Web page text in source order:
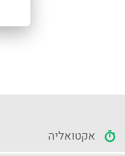
אקטואליה